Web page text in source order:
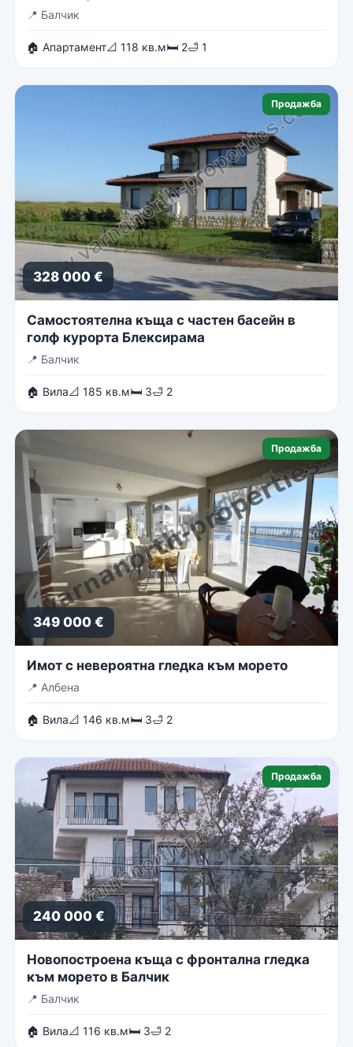
📍 Балчик
🏠 Апартамент📐 118 кв.м🛏 2🛁 1
Продажба
328 000 €
Самостоятелна къща с частен басейн в
голф курорта Блексирама
📍 Балчик
🏠 Вила📐 185 кв.м🛏 3🛁 2
Продажба
349 000 €
Имот с невероятна гледка към морето
📍 Албена
🏠 Вила📐 146 кв.м🛏 3🛁 2
Продажба
240 000 €
Новопостроена къща с фронтална гледка
към морето в Балчик
📍 Балчик
🏠 Вила📐 116 кв.м🛏 3🛁 2